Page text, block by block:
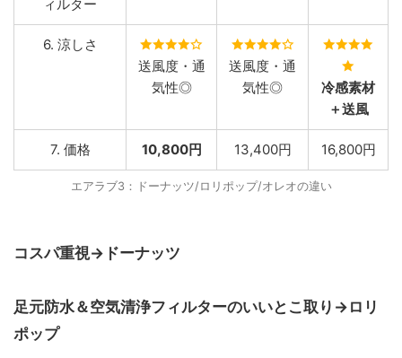
ィルター
6. 涼しさ
送風度・通
気性◎
送風度・通
気性◎
冷感素材
＋送風
7. 価格 10,800円 13,400円 16,800円
エアラブ3：ドーナッツ/ロリポップ/オレオの違い
コスパ重視→ドーナッツ
足元防水＆空気清浄フィルターのいいとこ取り→ロリ
ポップ